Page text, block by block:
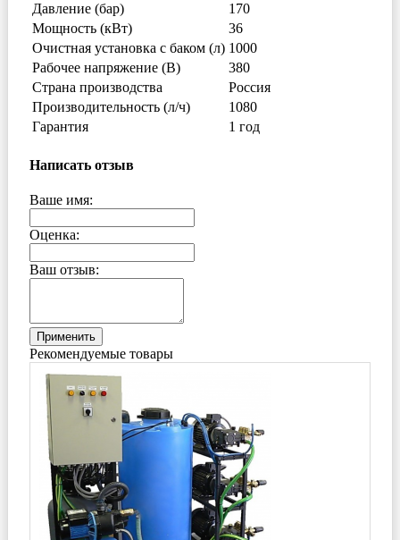
Давление (бар)
170
Мощность (кВт)
36
Очистная установка с баком (л) 1000
Рабочее напряжение (В)
380
Страна производства
Россия
Производительность (л/ч)
1080
Гарантия
1 год
Написать отзыв
Ваше имя:
Оценка:
Ваш отзыв:
Применить
Рекомендуемые товары